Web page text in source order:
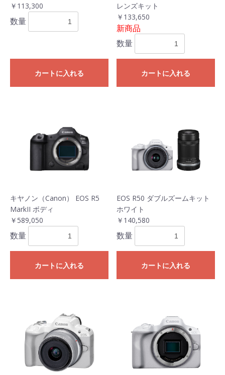
￥113,300
数量
カートに入れる
レンズキット
￥133,650
新商品
数量
カートに入れる
キヤノン（Canon） EOS R5
MarkII ボディ
￥589,050
数量
カートに入れる
EOS R50 ダブルズームキット
ホワイト
￥140,580
数量
カートに入れる